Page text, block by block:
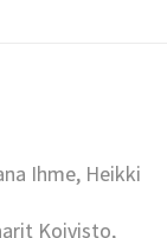
Ihme, Heikki
Koivisto,